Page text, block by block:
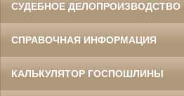
СУДЕБНОЕ ДЕЛОПРОИЗВОДСТВО
СПРАВОЧНАЯ ИНФОРМАЦИЯ
КАЛЬКУЛЯТОР ГОСПОШЛИНЫ